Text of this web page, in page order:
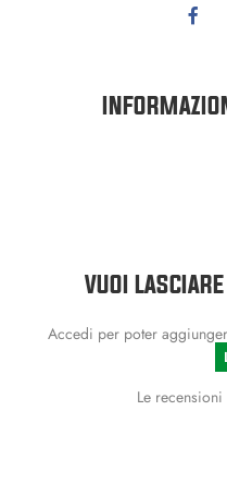
VUOI
Accedi per poter
Le